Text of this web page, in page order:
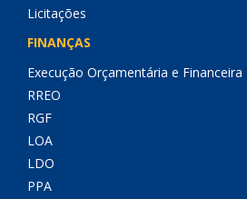
Licitações
FINANÇAS
Execução Orçamentária e Financeira
RREO
RGF
LOA
LDO
PPA